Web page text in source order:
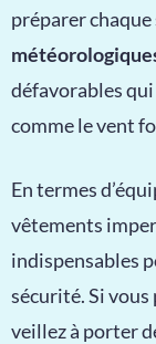
préparer
défavorables
comme le vent
En termes
vêtements
indispensables
sécurité. Si vous
veillez à porter